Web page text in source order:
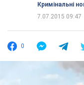
Кримінальні
7.07.2015 09:47
0